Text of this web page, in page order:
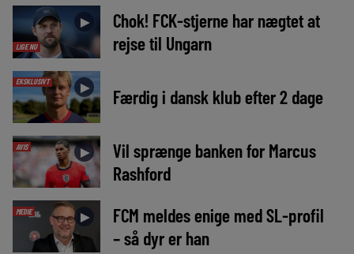
LIGE NU
►
Chok! FCK-stjerne har nægtet at
rejse til Ungarn
EKSKLUSIVT ► Færdig i dansk klub efter 2 dage
AVIS ►
Vil sprænge banken for Marcus
Rashford
MEDIE ►
FCM meldes enige med SL-profil
– så dyr er han